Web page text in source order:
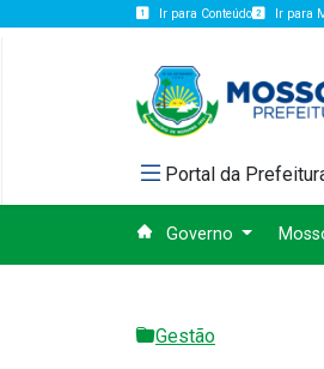
Ir para Conteúdo Ir para
Portal da
Governo
Gestão